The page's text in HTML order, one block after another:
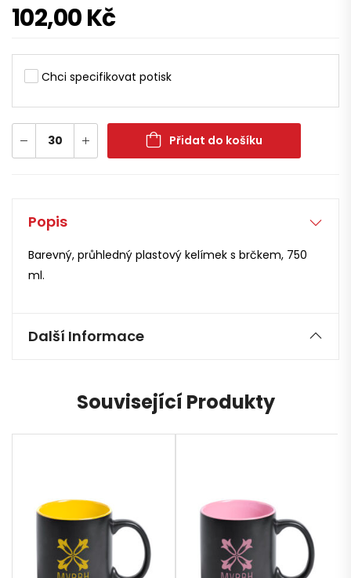
102,00Kč
Chci specifikovat potisk
Přidat do košíku
Popis
Barevný, průhledný plastový kelímek s brčkem, 750
ml.
Další Informace
Související Produkty